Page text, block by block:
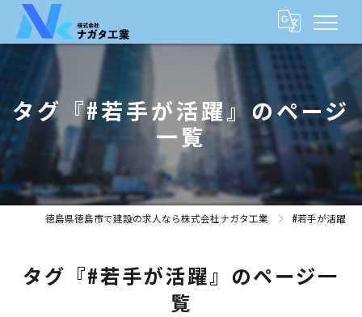
タグ『#若手が活躍』のページ
一覧
徳島県徳島市で建設の求人なら株式会社ナガタ工業 #若手が活躍
タグ『#若手が活躍』のページ一
覧